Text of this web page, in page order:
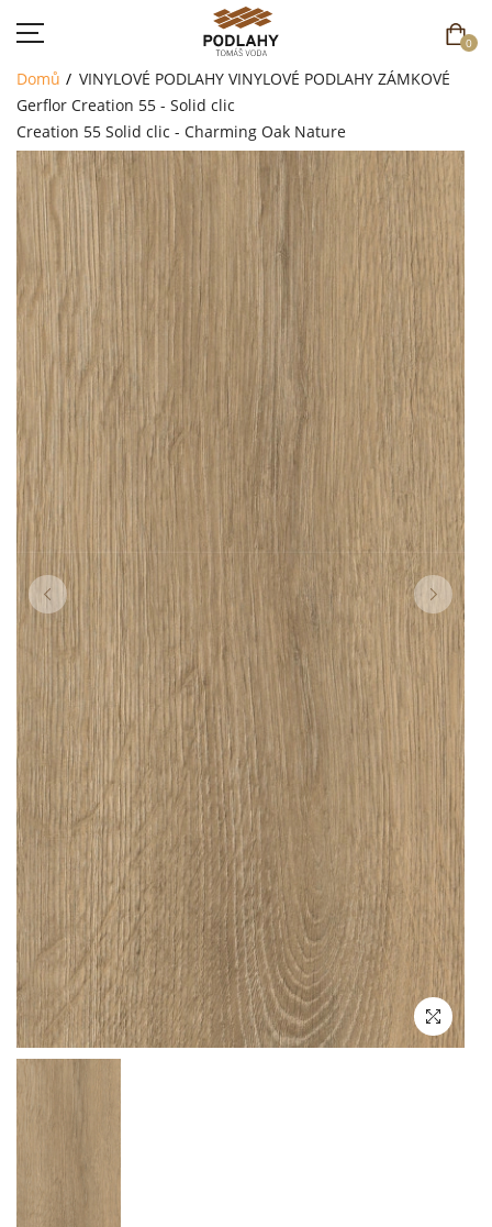
0
DOMŮ
SORTIMENT
AKCE
CENÍK
REFERENCE
SOUTĚŽ
KONTAKT
Domů VINYLOVÉ PODLAHY VINYLOVÉ PODLAHY ZÁMKOVÉ
Gerflor Creation 55 - Solid clic
Creation 55 Solid clic - Charming Oak Nature